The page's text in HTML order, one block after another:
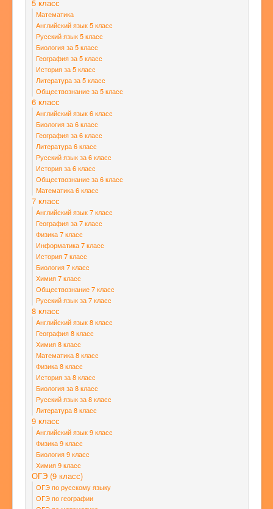
5 класс
Математика
Английский язык 5 класс
Русский язык 5 класс
Биология за 5 класс
География за 5 класс
История за 5 класс
Литература за 5 класс
Обществознание за 5 класс
6 класс
Английский язык 6 класс
Биология за 6 класс
География за 6 класс
Литература 6 класс
Русский язык за 6 класс
История за 6 класс
Обществознание за 6 класс
Математика 6 класс
7 класс
Английский язык 7 класс
География за 7 класс
Физика 7 класс
Информатика 7 класс
История 7 класс
Биология 7 класс
Химия 7 класс
Обществознание 7 класс
Русский язык за 7 класс
8 класс
Английский язык 8 класс
География 8 класс
Химия 8 класс
Математика 8 класс
Физика 8 класс
История за 8 класс
Биология за 8 класс
Русский язык за 8 класс
Литература 8 класс
9 класс
Английский язык 9 класс
Физика 9 класс
Биология 9 класс
Химия 9 класс
ОГЭ (9 класс)
ОГЭ по русскому языку
ОГЭ по географии